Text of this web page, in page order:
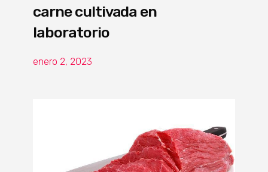
carne cultivada en
laboratorio
enero 2, 2023